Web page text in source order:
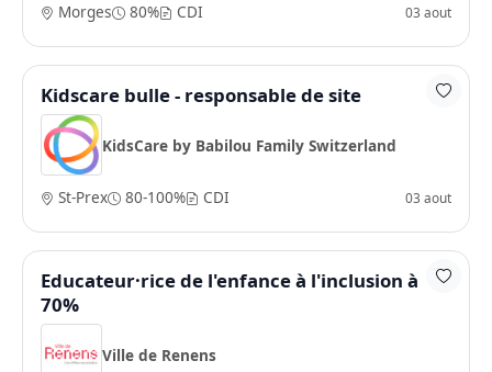
Morges 80% CDI 03 aout
Kidscare bulle - responsable de site
KidsCare by Babilou Family Switzerland
St-Prex 80-100% CDI 03 aout
Educateur·rice de l'enfance à l'inclusion à
70%
Ville de Renens